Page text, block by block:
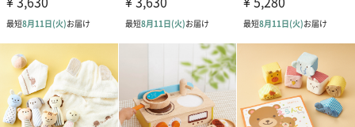
生産国
本体、楽譜×１、スティック×２
商品オプション情報